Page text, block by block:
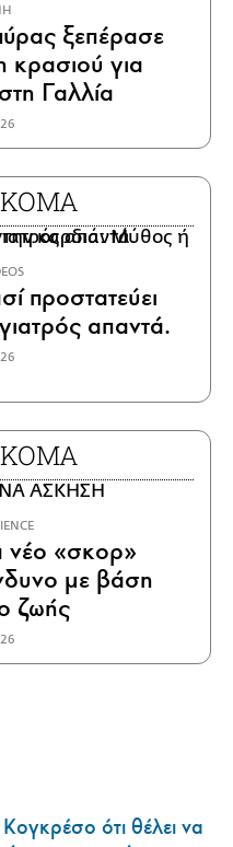
ξεπέρασε
κρασιού για
Γαλλία
προστατεύει
απαντά.
νέο «σκορ»
με βάση
ζωής
ότι θέλει να